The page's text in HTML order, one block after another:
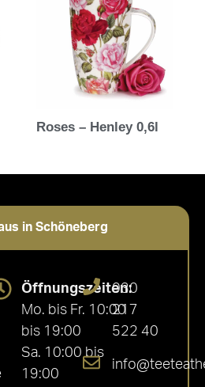
Roses – Henley 0,6l
in Schöneberg
Öffnungszeiten:
Mo. bis Fr. 10:00
bis 19:00
Sa. 10:00 bis
19:00
030
217
522 40